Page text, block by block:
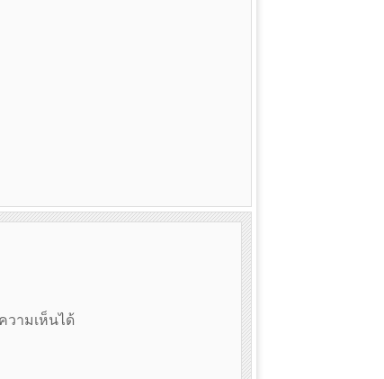
วามเห็นได้